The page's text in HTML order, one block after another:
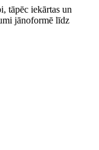
tāpēc iekārtas un
jānoformē līdz